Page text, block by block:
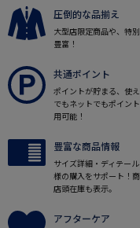
圧倒的な品揃え
大型店限定商品や、特
豊富！
共通ポイント
ポイントが貯まる、使
でもネットでもポイン
用可能！
豊富な商品情報
サイズ詳細・ディテー
様の購入をサポート！
店頭在庫も表示。
アフターケア